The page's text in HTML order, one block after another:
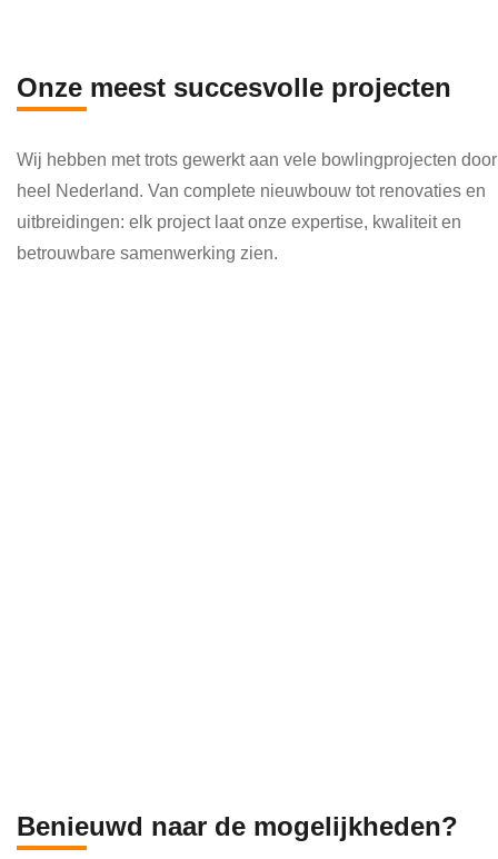
kund
Onze meest succesvolle projecten
Wij hebben met trots gewerkt aan vele bowlingprojecten door
heel Nederland. Van complete nieuwbouw tot renovaties en
uitbreidingen: elk project laat onze expertise, kwaliteit en
betrouwbare samenwerking zien.
Benieuwd naar de mogelijkheden?